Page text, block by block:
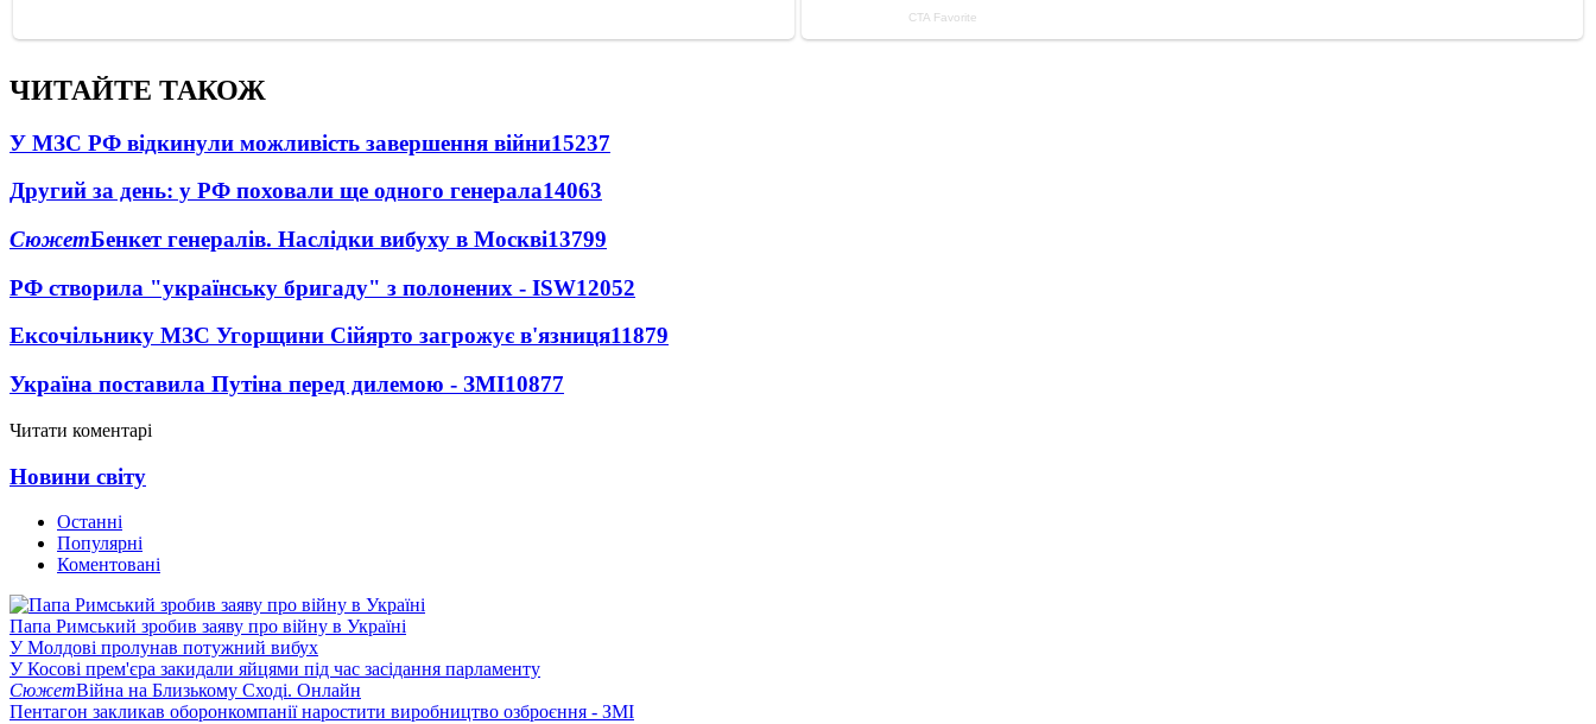
ЧИТАЙТЕ ТАКОЖ
У МЗС РФ відкинули можливість завершення війни15237
Другий за день: у РФ поховали ще одного генерала14063
СюжетБенкет генералів. Наслідки вибуху в Москві13799
РФ створила "українську бригаду" з полонених - ISW12052
Ексочільнику МЗС Угорщини Сійярто загрожує в'язниця11879
Україна поставила Путіна перед дилемою - ЗМІ10877
Читати коментарі
Новини світу
Останні
Популярні
Коментовані
Папа Римський зробив заяву про війну в Україні
У Молдові пролунав потужний вибух
У Косові прем'єра закидали яйцями під час засідання парламенту
СюжетВійна на Близькому Сході. Онлайн
Пентагон закликав оборонкомпанії наростити виробництво озброєння - ЗМІ